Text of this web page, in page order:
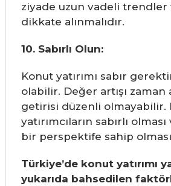
ziyade uzun vadeli trendler
dikkate alınmalıdır.
10. Sabırlı Olun:
Konut yatırımı sabır
olabilir. Değer artışı
getirisi düzenli olmayabilir.
yatırımcıların sabırlı
bir perspektife sahip
Türkiye’de konut yatırımı
yukarıda bahsedilen